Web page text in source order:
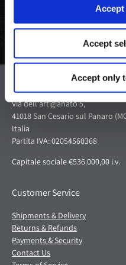
Accept
Accept
Accept only
Via dell'artigianato 5,
41018 San Cesario sul Panaro
Italia
Partita IVA: 02054560368
Capitale sociale €536.000,00 i.v.
Customer Service
Shipments & Delivery
Returns & Refunds
Payments & Security
Contact Us